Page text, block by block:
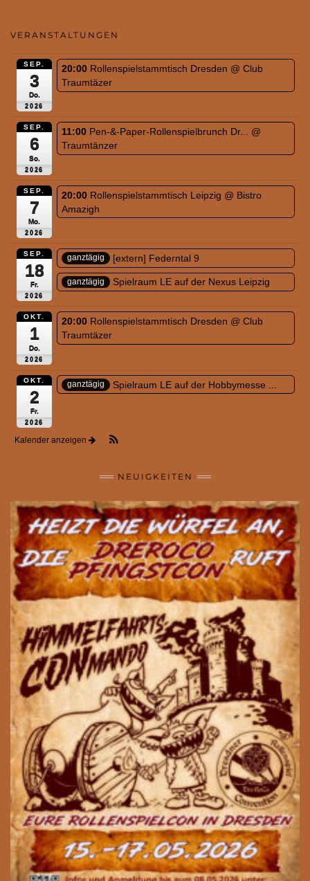
VERANSTALTUNGEN
SEP.
3
Do.
2026
20:00 Rollenspielstammtisch Dresden @ Club
Traumtäzer
SEP.
6
So.
2026
11:00 Pen-&-Paper-Rollenspielbrunch Dr... @
Traumtänzer
SEP.
7
Mo.
2026
20:00 Rollenspielstammtisch Leipzig @ Bistro
Amazigh
SEP.
18
Fr.
2026
ganztägig [extern] Federntal 9
ganztägig Spielraum LE auf der Nexus Leipzig
OKT.
1
Do.
2026
20:00 Rollenspielstammtisch Dresden @ Club
Traumtäzer
OKT.
2
Fr.
2026
ganztägig Spielraum LE auf der Hobbymesse ...
Kalender anzeigen
NEUIGKEITEN